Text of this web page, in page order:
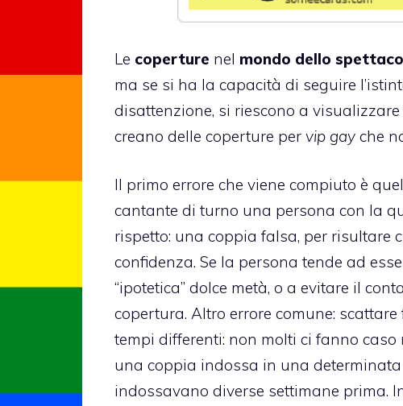
Le coperture nel mondo dello
ma se si ha la capacità di seguire
disattenzione, si riescono a
creano delle coperture per vip gay che
Il primo errore che viene compiuto è
cantante di turno una persona con la
rispetto: una coppia falsa, per risultare
confidenza. Se la persona tende ad
“ipotetica” dolce metà, o a evitare il
copertura. Altro errore comune:
tempi differenti: non molti ci fanno
una coppia indossa in una determinata
indossavano diverse settimane prima.